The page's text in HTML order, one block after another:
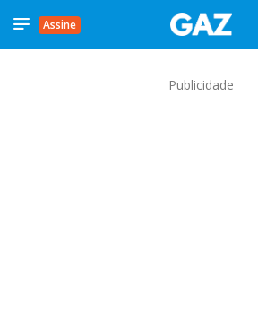
Assine
Publicidade